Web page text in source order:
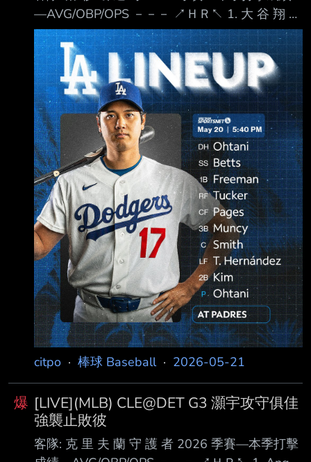
—AVG/OBP/OPS －－－ ↗ＨＲ↖ 1. 大 谷 翔 平
(L) DH/P .272 / .399 / .872 ７ＨＲ 2. Mookie
Betts (R) SS .172 / .238 / .635 ４ＨＲ 3.
Freddie Freeman (L) 1B .260 / .342 / .777 ６Ｈ
Ｒ 4. Kyle Tucker (L) RF .249 / .347 /
.740 ４ＨＲ 5. Andy Pages (R) CF
citpo · 棒球 Baseball· 2026-05-21
爆 [LIVE](MLB) CLE@DET G3 灝宇攻守俱佳
強襲止敗彼
客隊: 克 里 夫 蘭 守 護 者 2026 季賽—本季打擊